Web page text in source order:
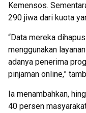
Kemensos.
290 jiwa dari kuota
“Data mereka
menggunakan
adanya penerima
pinjaman online,”
Ia menambahkan,
40 persen